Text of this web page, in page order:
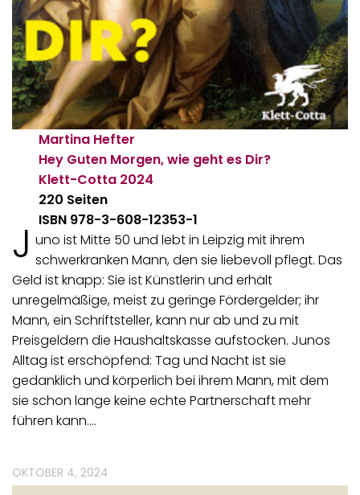
Martina Hefter
Hey Guten Morgen, wie geht es Dir?
Klett-Cotta 2024
220 Seiten
ISBN 978-3-608-12353-1
J uno ist Mitte 50 und lebt in Leipzig mit ihrem
schwerkranken Mann, den sie liebevoll pflegt. Das
Geld ist knapp: Sie ist Künstlerin und erhält
unregelmäßige, meist zu geringe Fördergelder; ihr
Mann, ein Schriftsteller, kann nur ab und zu mit
Preisgeldern die Haushaltskasse aufstocken. Junos
Alltag ist erschöpfend: Tag und Nacht ist sie
gedanklich und körperlich bei ihrem Mann, mit dem
sie schon lange keine echte Partnerschaft mehr
führen kann.…
OKTOBER 4, 2024